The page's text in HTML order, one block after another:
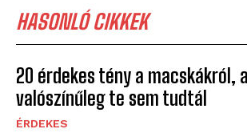
HASONLÓ CIKKEK
20 érdekes tény a macskákról,
valószínűleg te sem tudtál
ÉRDEKES